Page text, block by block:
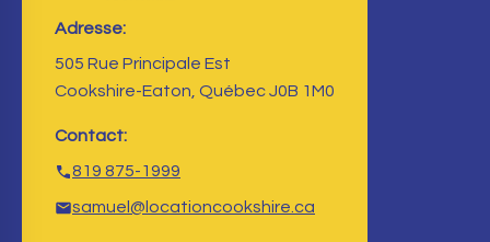
Adresse:
505 Rue Principale Est
Cookshire-Eaton, Québec J0B 1M0
Contact:
819 875-1999
samuel@locationcookshire.ca